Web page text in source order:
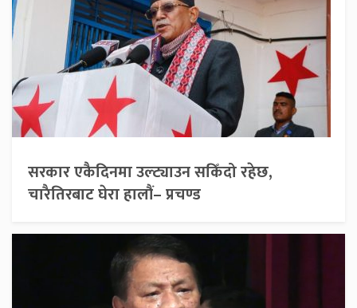
सरकार एकैदिनमा उल्ट्याउन सकिँदो रहेछ,
चारैतिरबाट घेरा हालौं– प्रचण्ड